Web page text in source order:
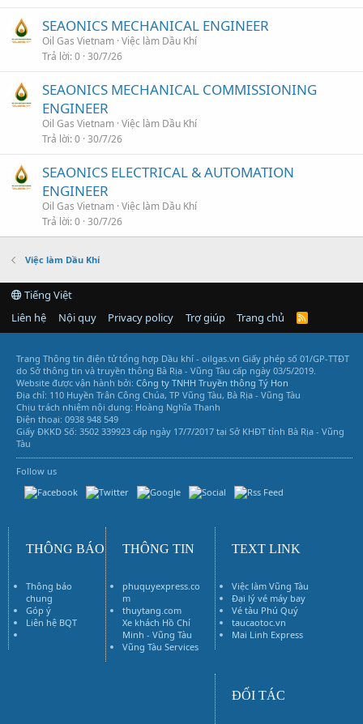
SEAONICS MECHANICAL ENGINEER
Oil Gas Vietnam Việc làm Dầu Khí
Trả lời 0 30/7/26
SEAONICS MECHANICAL COMMISSIONING
ENGINEER
Oil Gas Vietnam Việc làm Dầu Khí
Trả lời 0 30/7/26
SEAONICS ELECTRICAL & AUTOMATION
ENGINEER
Oil Gas Vietnam Việc làm Dầu Khí
Trả lời 0 30/7/26
Việc làm Dầu Khí
Tiếng Việt
Liên hệ
Nội quy Privacy policy Trợ giúp Trang chủ
R
Trang Thông tin điện tử tổng hợp Dầu khí - oilgas.vn Giấy phép số 01/GP-TTĐT
do Sở thông tin và truyền thông Bà Rịa - Vũng Tàu cấp ngày 03/5/2019.
Website được vận hành bởi: Công ty TNHH Truyền thông Tý Hon
Địa chỉ: 110 Huyền Trân Công Chúa, TP Vũng Tàu, Bà Rịa - Vũng Tàu
Chịu trách nhiệm nội dung: Hoàng Nghĩa Thanh
Điện thoại: 0938 948 549
Giấy ĐKKD Số: 3502 339923 cấp ngày 17/7/2017 tại Sở KHĐT tỉnh Bà Rịa - Vũng
Tàu
Follow us
THÔNG BÁO
Thông báo
chung
Góp ý
Liên hệ BQT
THÔNG TIN
phuquyexpress.co
m
thuytang.com
Xe khách Hồ Chí
Minh - Vũng Tàu
Vũng Tàu Services
TEXT LINK
Việc làm Vũng Tàu
Đại lý vé máy bay
Vé tàu Phú Quý
taucaotoc.vn
Mai Linh Express
ĐỐI TÁC